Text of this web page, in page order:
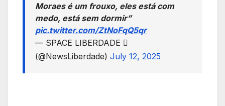
Moraes é um frouxo, eles está com
medo, está sem dormir”
pic.twitter.com/ZtNoFqQ5qr
— SPACE LIBERDADE 
(@NewsLiberdade) July 12, 2025